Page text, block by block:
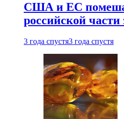
США и ЕС
российской части
3 года спустя3 года спустя